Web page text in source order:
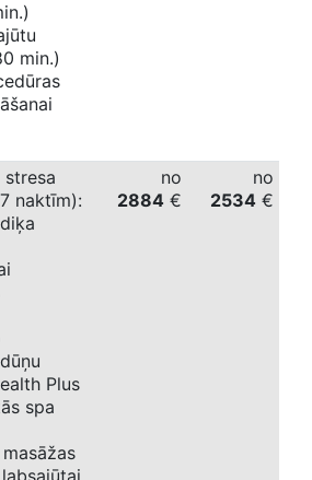
min.)
stresa
naktīm):
Plus
spa
no
2884 €
no
2534 €